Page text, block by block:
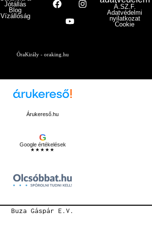
Jótállás
Blog
Vízállóság
Á.SZ.F.
Adatvédelmi
nyilatkozat
Cookie
ÓraKirály - oraking.hu
Árukereső.hu
G
Google értékelések
★★★★★
Buza Gáspár E.V.